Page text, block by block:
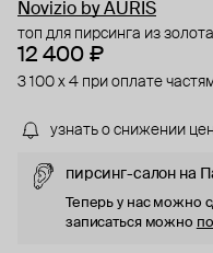
Novizio by AURIS
топ для пирсинга из
12 400 ₽
3 100 x 4 при оплате
узнать о снижении
пирсинг-салон на
Теперь у нас можно
записаться можно